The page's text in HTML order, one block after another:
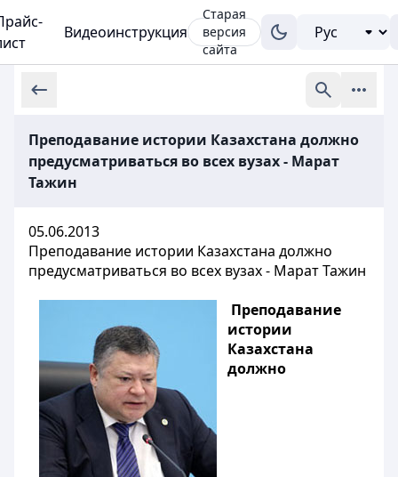
Видеоинструкция
Старая
версия
сайта
Преподавание истории Казахстана должно
предусматриваться во всех вузах - Марат
Тажин
05.06.2013
Преподавание истории Казахстана должно
предусматриваться во всех вузах - Марат Тажин
Преподавание
истории
Казахстана
должно